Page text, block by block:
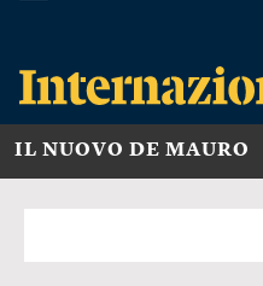
IL NUOVO DE MAURO